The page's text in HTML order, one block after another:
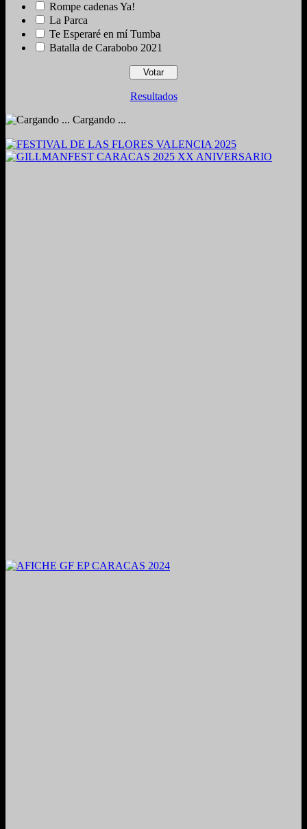
Rompe cadenas Ya!
La Parca
Te Esperaré en mí Tumba
Batalla de Carabobo 2021
Resultados
Cargando ...